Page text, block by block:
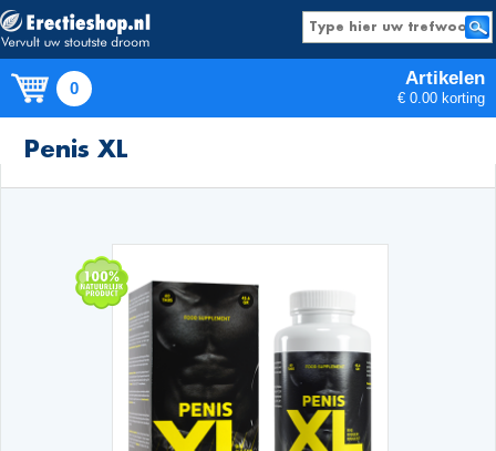
0 Artikelen
€ 0.00 korting
Penis XL